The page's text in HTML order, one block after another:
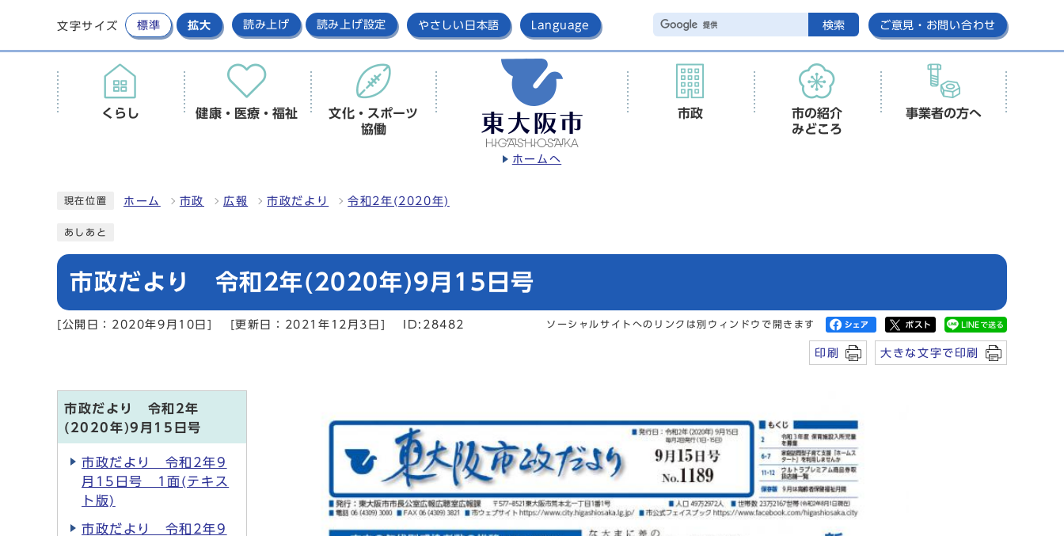
文字サイズ 標準 拡大 読み上げ 読み上げ設定 やさしい日本語 Language 検索 ご意見・お問い合わせ
ホームへ
くらし 健康・医療・福祉
文化・スポーツ
協働
市政
市の紹介
みどころ
事業者の方へ
現在位置 ホーム 市政 広報 市政だより 令和2年(2020年)
あしあと
市政だより 令和2年(2020年)9月15日号
[公開日：2020年9月10日] [更新日：2021年12月3日] ID:28482 ソーシャルサイトへのリンクは別ウィンドウで開きます
印刷 大きな文字で印刷
市政だより 令和2年
(2020年)9月15日号
市政だより 令和2年9
月15日号 1面(テキス
ト版)
市政だより 令和2年9